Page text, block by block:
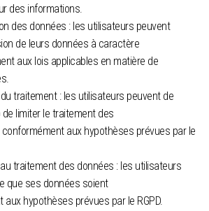
des informations.
des données : les utilisateurs peuvent
de leurs données à caractère
aux lois applicables en matière de
traitement : les utilisateurs peuvent de
limiter le traitement des
aux hypothèses prévues par le
traitement des données : les utilisateurs
que ses données soient
hypothèses prévues par le RGPD.